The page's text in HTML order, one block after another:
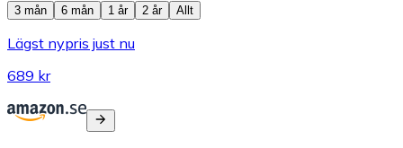
3 mån
6 mån 1 år 2 år Allt
Lägst nypris just nu
689 kr